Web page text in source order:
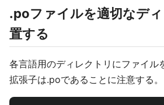
.poファイルを適切なデ
置する
各言語用のディレクトリにファイル
拡張子は.poであることに注意する。